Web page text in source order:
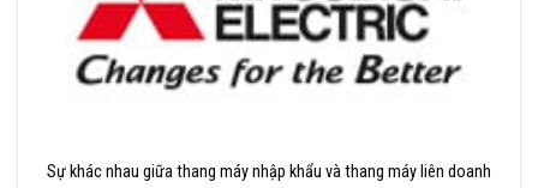
Sự khác nhau giữa thang máy nhập khẩu và thang máy liên doanh